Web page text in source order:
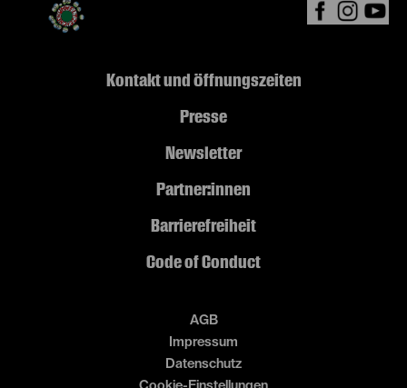
Kontakt und Öffnungszeiten
Presse
Newsletter
Partner:innen
Barrierefreiheit
Code of Conduct
AGB
Impressum
Datenschutz